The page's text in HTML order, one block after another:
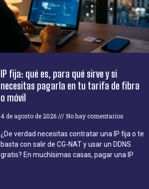
IP fija: qué es, para qué sirve y si
necesitas pagarla en tu tarifa de fibra
o móvil
4 de agosto de 2026 No hay comentarios
¿De verdad necesitas contratar una IP fija o te
basta con salir de CG-NAT y usar un DDNS
gratis? En muchísimas casas, pagar una IP